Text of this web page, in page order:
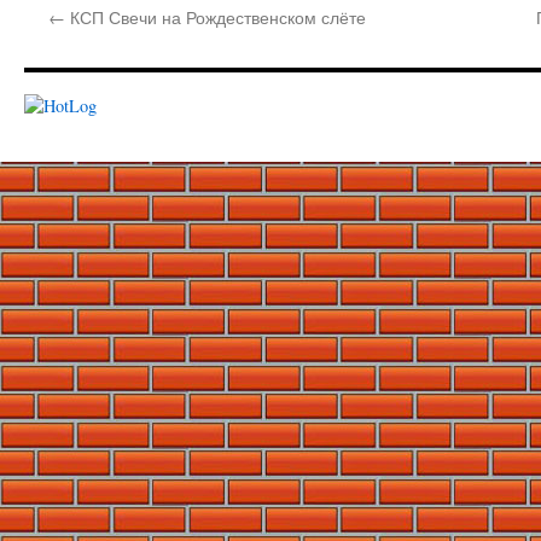
← КСП Свечи на Рождественском слёте